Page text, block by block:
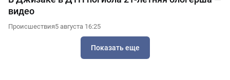
видео
Происшествия5 августа 16:25
Показать еще